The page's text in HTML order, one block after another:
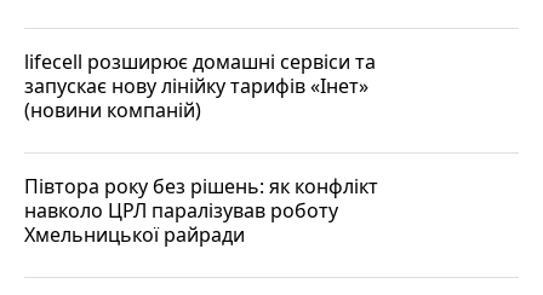
lifecell розширює домашні сервіси та
запускає нову лінійку тарифів «Інет»
(новини компаній)
Півтора року без рішень: як конфлікт
навколо ЦРЛ паралізував роботу
Хмельницької райради